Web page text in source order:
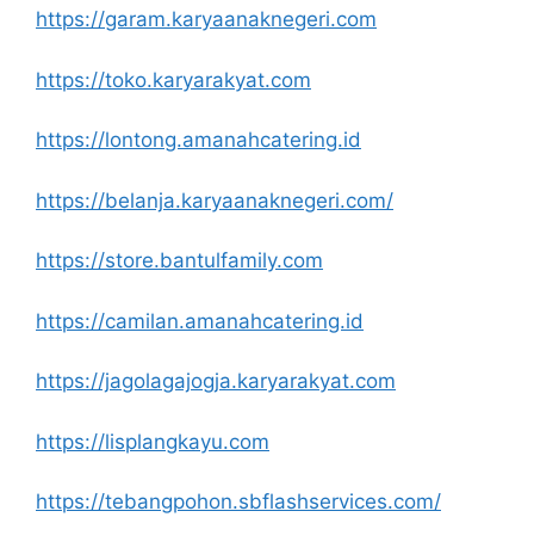
https://garam.karyaanaknegeri.com
https://toko.karyarakyat.com
https://lontong.amanahcatering.id
https://belanja.karyaanaknegeri.com/
https://store.bantulfamily.com
https://camilan.amanahcatering.id
https://jagolagajogja.karyarakyat.com
https://lisplangkayu.com
https://tebangpohon.sbflashservices.com/